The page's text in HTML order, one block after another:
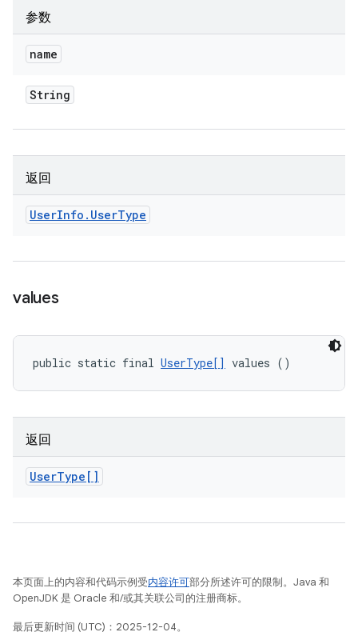
参数
name
String
返回
UserInfo . UserType
values
public static final UserType[] values ()
返回
UserType[]
本页面上的内容和代码示例受内容许可部分所述许可的限制。Java 和
OpenJDK 是 Oracle 和/或其关联公司的注册商标。
最后更新时间 (UTC)：2025-12-04。